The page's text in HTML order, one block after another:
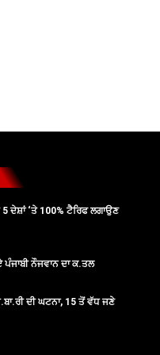
ਦੇਸ਼ਾਂ ‘ਤੇ 100% ਟੈਰਿਫ ਲਗਾਉਣ
ਨੌਜਵਾਨ ਦਾ ਕ.ਤਲ
ਦੀ ਘਟਨਾ, 15 ਤੋਂ ਵੱਧ ਜਣੇ